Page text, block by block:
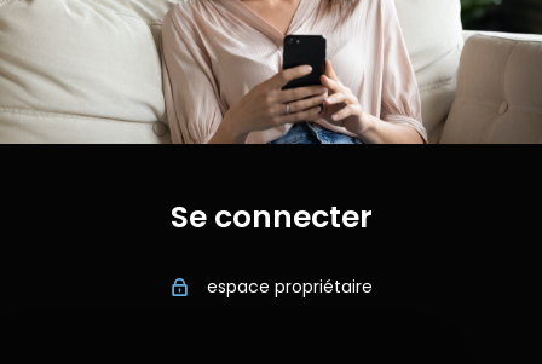
Se connecter
espace propriétaire